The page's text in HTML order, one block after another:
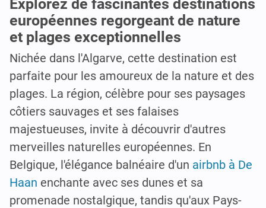
Explorez de fascinantes destinations
européennes regorgeant de nature
et plages exceptionnelles
Nichée dans l'Algarve, cette destination est
parfaite pour les amoureux de la nature et des
plages. La région, célèbre pour ses paysages
côtiers sauvages et ses falaises
majestueuses, invite à découvrir d'autres
merveilles naturelles européennes. En
Belgique, l'élégance balnéaire d'un airbnb à De
Haan enchante avec ses dunes et sa
promenade nostalgique, tandis qu'aux Pays-